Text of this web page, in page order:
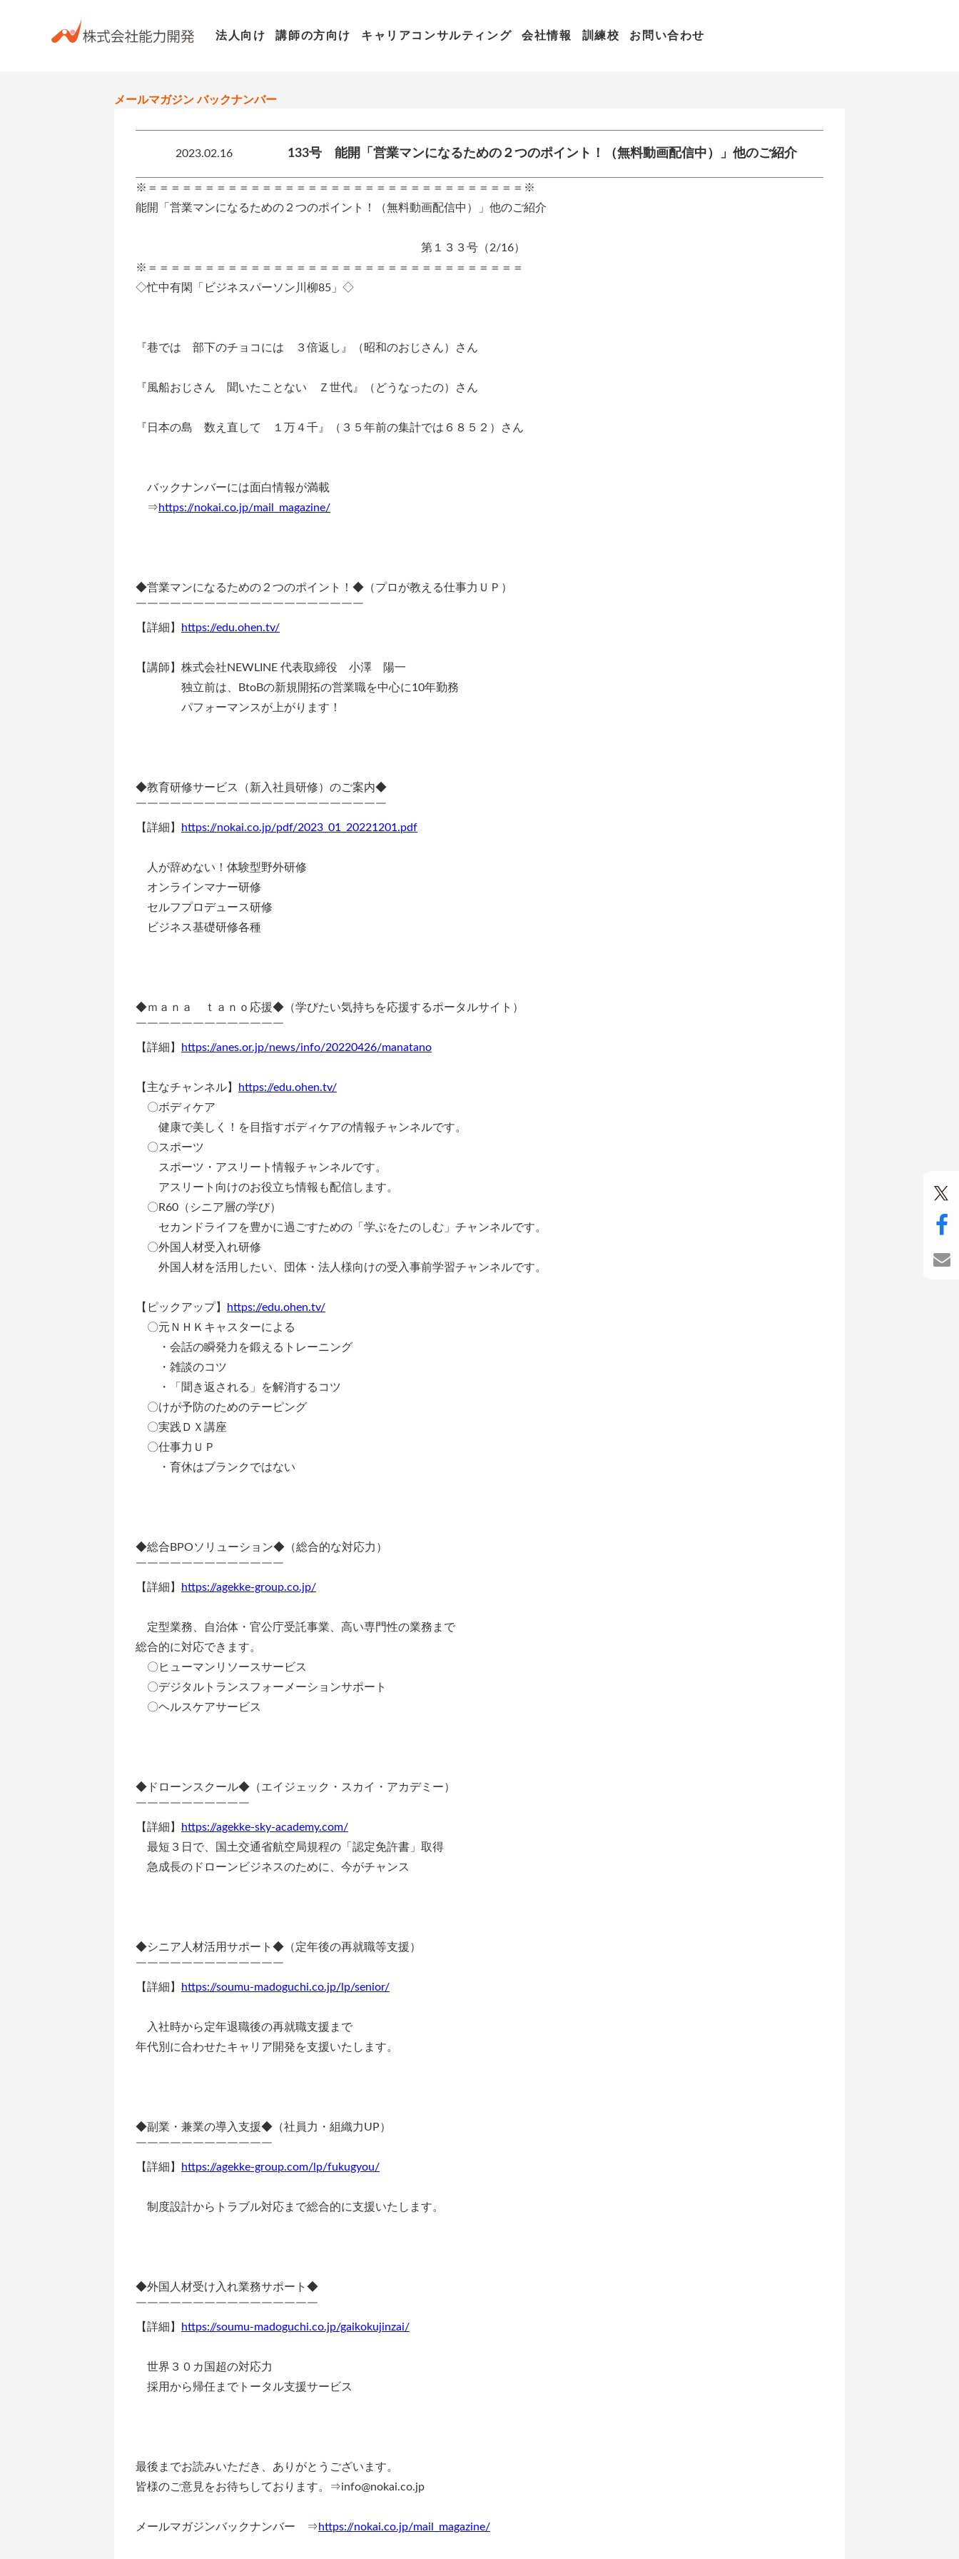
法人向け 講師の方向け キャリアコンサルティング 会社情報 訓練校 お問い合わせ
メールマガジン バックナンバー
2023.02.16 133号 能開「営業マンになるための２つのポイント！（無料動画配信中）」他のご紹介
※＝＝＝＝＝＝＝＝＝＝＝＝＝＝＝＝＝＝＝＝＝＝＝＝＝＝＝＝＝＝＝＝＝※
能開「営業マンになるための２つのポイント！（無料動画配信中）」他のご紹介
第１３３号（2/16）
※＝＝＝＝＝＝＝＝＝＝＝＝＝＝＝＝＝＝＝＝＝＝＝＝＝＝＝＝＝＝＝＝＝
◇忙中有閑「ビジネスパーソン川柳85」◇
『巷では 部下のチョコには ３倍返し』（昭和のおじさん）さん
『風船おじさん 聞いたことない Ｚ世代』（どうなったの）さん
『日本の島 数え直して １万４千』（３５年前の集計では６８５２）さん
バックナンバーには面白情報が満載
⇒https://nokai.co.jp/mail_magazine/
◆営業マンになるための２つのポイント！◆（プロが教える仕事力ＵＰ）
￣￣￣￣￣￣￣￣￣￣￣￣￣￣￣￣￣￣￣￣
【詳細】
https://edu.ohen.tv/
【講師】株式会社NEWLINE 代表取締役 小澤 陽一
独立前は、BtoBの新規開拓の営業職を中心に10年勤務
パフォーマンスが上がります！
◆教育研修サービス（新入社員研修）のご案内◆
￣￣￣￣￣￣￣￣￣￣￣￣￣￣￣￣￣￣￣￣￣￣
【詳細】
https://nokai.co.jp/pdf/2023_01_20221201.pdf
人が辞めない！体験型野外研修
オンラインマナー研修
セルフプロデュース研修
ビジネス基礎研修各種
◆ｍａｎａ ｔａｎｏ応援◆（学びたい気持ちを応援するポータルサイト）
￣￣￣￣￣￣￣￣￣￣￣￣￣
【詳細】
https://anes.or.jp/news/info/20220426/manatano
【主なチャンネル】
https://edu.ohen.tv/
〇ボディケア
健康で美しく！を目指すボディケアの情報チャンネルです。
〇スポーツ
スポーツ・アスリート情報チャンネルです。
アスリート向けのお役立ち情報も配信します。
〇R60（シニア層の学び）
セカンドライフを豊かに過ごすための「学ぶをたのしむ」チャンネルです。
〇外国人材受入れ研修
外国人材を活用したい、団体・法人様向けの受入事前学習チャンネルです。
【ピックアップ】
https://edu.ohen.tv/
〇元ＮＨＫキャスターによる
・会話の瞬発力を鍛えるトレーニング
・雑談のコツ
・「聞き返される」を解消するコツ
〇けが予防のためのテーピング
〇実践ＤＸ講座
〇仕事力ＵＰ
・育休はブランクではない
◆総合BPOソリューション◆（総合的な対応力）
￣￣￣￣￣￣￣￣￣￣￣￣￣
【詳細】
https://agekke-group.co.jp/
定型業務、自治体・官公庁受託事業、高い専門性の業務まで
総合的に対応できます。
〇ヒューマンリソースサービス
〇デジタルトランスフォーメーションサポート
〇ヘルスケアサービス
◆ドローンスクール◆（エイジェック・スカイ・アカデミー）
￣￣￣￣￣￣￣￣￣￣
【詳細】
https://agekke-sky-academy.com/
最短３日で、国土交通省航空局規程の「認定免許書」取得
急成長のドローンビジネスのために、今がチャンス
◆シニア人材活用サポート◆（定年後の再就職等支援）
￣￣￣￣￣￣￣￣￣￣￣￣￣
【詳細】
https://soumu-madoguchi.co.jp/lp/senior/
入社時から定年退職後の再就職支援まで
年代別に合わせたキャリア開発を支援いたします。
◆副業・兼業の導入支援◆（社員力・組織力UP）
￣￣￣￣￣￣￣￣￣￣￣￣
【詳細】
https://agekke-group.com/lp/fukugyou/
制度設計からトラブル対応まで総合的に支援いたします。
◆外国人材受け入れ業務サポート◆
￣￣￣￣￣￣￣￣￣￣￣￣￣￣￣￣
【詳細】
https://soumu-madoguchi.co.jp/gaikokujinzai/
世界３０カ国超の対応力
採用から帰任までトータル支援サービス
最後までお読みいただき、ありがとうございます。
皆様のご意見をお待ちしております。⇒info@nokai.co.jp
メールマガジンバックナンバー ⇒https://nokai.co.jp/mail_magazine/